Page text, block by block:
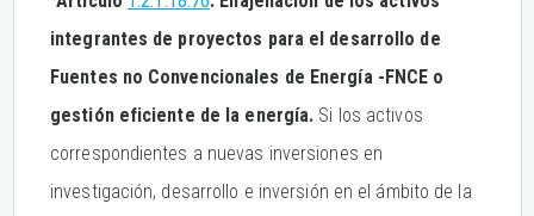
integrantes de proyectos para el desarrollo de
Fuentes no Convencionales de Energía -FNCE o
gestión eficiente de la energía. Si los activos
correspondientes a nuevas inversiones en
investigación, desarrollo e inversión en el ámbito de la